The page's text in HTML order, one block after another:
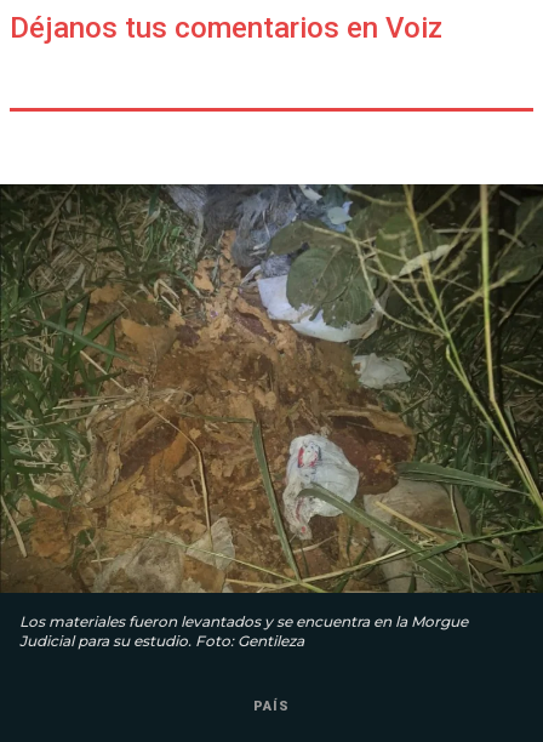
Déjanos tus comentarios en Voiz
Los materiales fueron levantados y se encuentra en la Morgue
Judicial para su estudio. Foto: Gentileza
PAÍS